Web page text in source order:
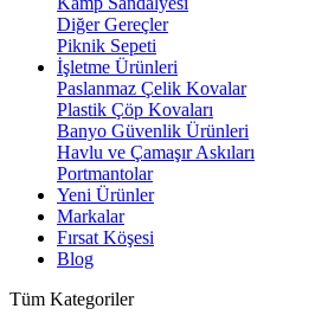
Diğer Gereçler
Piknik Sepeti
İşletme Ürünleri
Paslanmaz Çelik Kovalar
Plastik Çöp Kovaları
Banyo Güvenlik Ürünleri
Havlu ve Çamaşır Askıları
Portmantolar
Yeni Ürünler
Markalar
Fırsat Köşesi
Blog
Tüm Kategoriler